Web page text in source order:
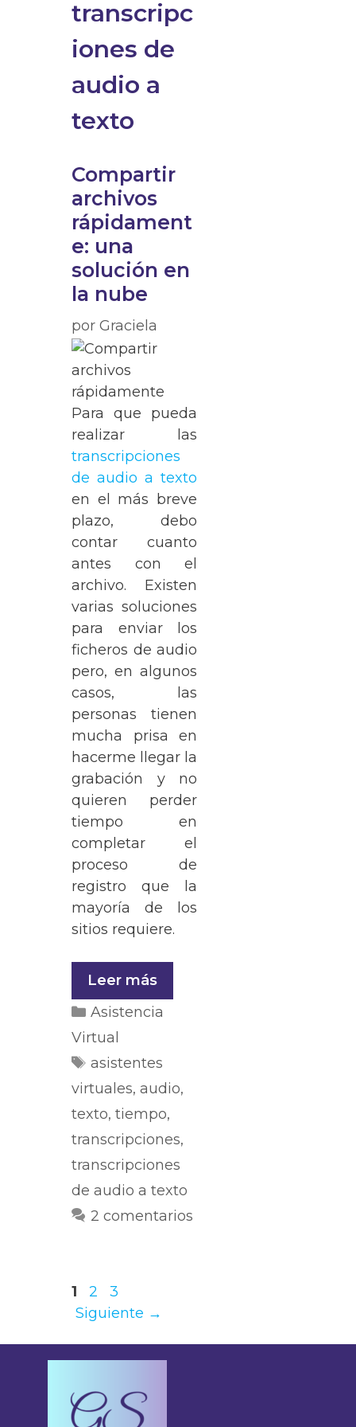
transcripc
iones de
audio a
texto
Compartir
archivos
rápidament
e: una
solución en
la nube
por Graciela
Para que pueda
realizar las
transcripciones
de audio a texto
en el más breve
plazo, debo
contar cuanto
antes con el
archivo. Existen
varias soluciones
para enviar los
ficheros de audio
pero, en algunos
casos, las
personas tienen
mucha prisa en
hacerme llegar la
grabación y no
quieren perder
tiempo en
completar el
proceso de
registro que la
mayoría de los
sitios requiere.
Leer más
Asistencia
Virtual
asistentes
virtuales, audio,
texto, tiempo,
transcripciones,
transcripciones
de audio a texto
2 comentarios
1 2
3
Siguiente →